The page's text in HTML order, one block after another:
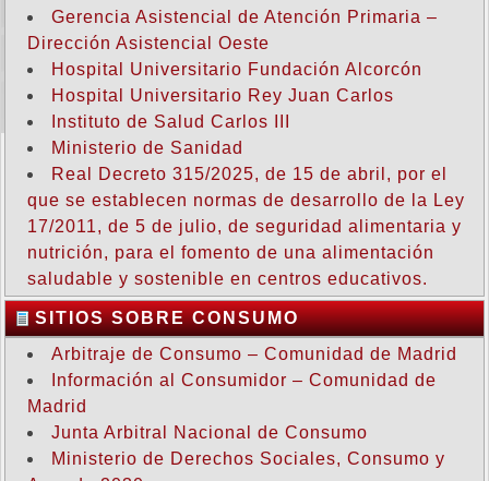
Gerencia Asistencial de Atención Primaria –
Dirección Asistencial Oeste
Hospital Universitario Fundación Alcorcón
Hospital Universitario Rey Juan Carlos
Instituto de Salud Carlos III
Ministerio de Sanidad
Real Decreto 315/2025, de 15 de abril, por el
que se establecen normas de desarrollo de la Ley
17/2011, de 5 de julio, de seguridad alimentaria y
nutrición, para el fomento de una alimentación
saludable y sostenible en centros educativos.
SITIOS SOBRE CONSUMO
Arbitraje de Consumo – Comunidad de Madrid
Información al Consumidor – Comunidad de
Madrid
Junta Arbitral Nacional de Consumo
Ministerio de Derechos Sociales, Consumo y